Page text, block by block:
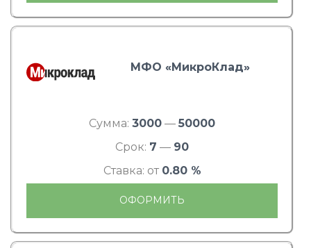
МФО «МикроКлад»
Сумма: 3000 — 50000
Срок: 7 — 90
Ставка: от 0.80 %
ОФОРМИТЬ